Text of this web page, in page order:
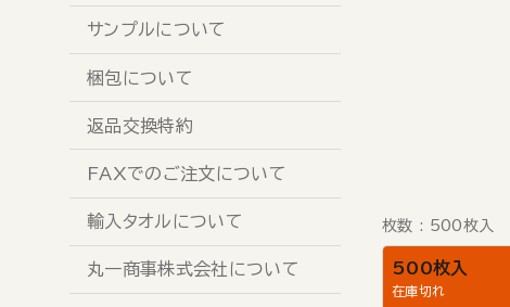
サンプルについて
梱包について
返品交換特約
FAXでのご注文について
輸入タオルについて
丸一商事株式会社について
枚数 500枚入
500枚入
在庫切れ